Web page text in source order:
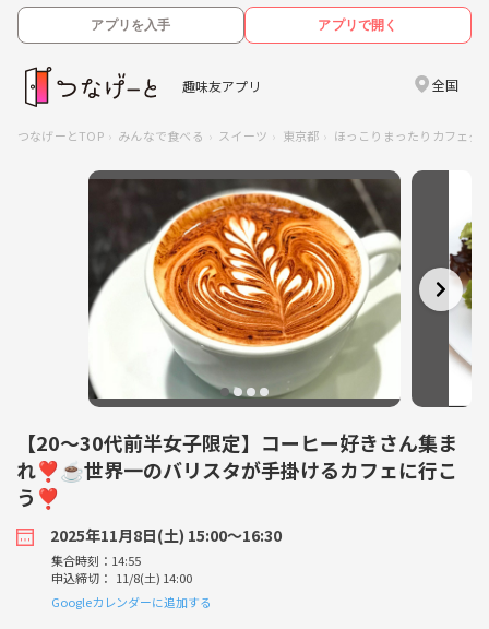
アプリを入手 アプリで開く
趣味友アプリ 全国
つなげーとTOP みんなで食べる スイーツ 東京都 ほっこりまったりカフェタ
【20〜30代前半女子限定】コーヒー好きさん集ま
れ❣️☕️世界一のバリスタが手掛けるカフェに行こ
う❣️
2025年11月8日(土) 15:00〜16:30
集合時刻：14:55
申込締切： 11/8(土) 14:00
Googleカレンダーに追加する